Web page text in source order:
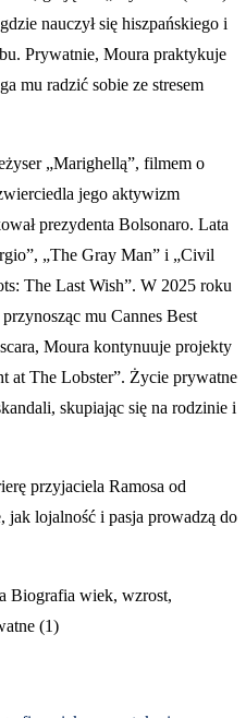
nauczył się hiszpańskiego i
Prywatnie, Moura praktykuje
mu radzić sobie ze stresem
„Marighellą”, filmem o
jego aktywizm
prezydenta Bolsonaro. Lata
„The Gray Man” i „Civil
The Last Wish”. W 2025 roku
mu Cannes Best
Moura kontynuuje projekty
at The Lobster”. Życie prywatne
skupiając się na rodzinie i
przyjaciela Ramosa od
jak lojalność i pasja prowadzą do